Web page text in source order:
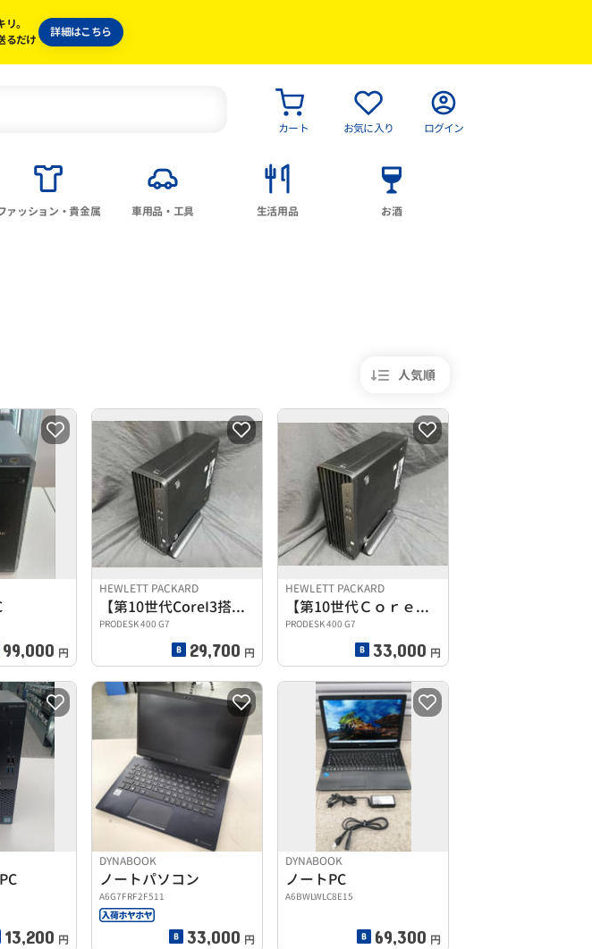
。
るだけ
詳細はこちら
カート お気に入り ログイン
ァッション・貴金属 車用品・工具 生活用品 お酒
人気順
99,000 円
HEWLETT PACKARD
【第10世代CoreI3搭載】デスクトップPC
PRODESK 400 G7
29,700 円
HEWLETT PACKARD
【第10世代ＣｏｒｅＩ３搭載】デスクトップＰＣ
PRODESK 400 G7
33,000 円
13,200 円
DYNABOOK
ノートパソコン
A6G7FRF2F511
33,000 円
DYNABOOK
ノートPC
A6BWLWLC8E15
69,300 円